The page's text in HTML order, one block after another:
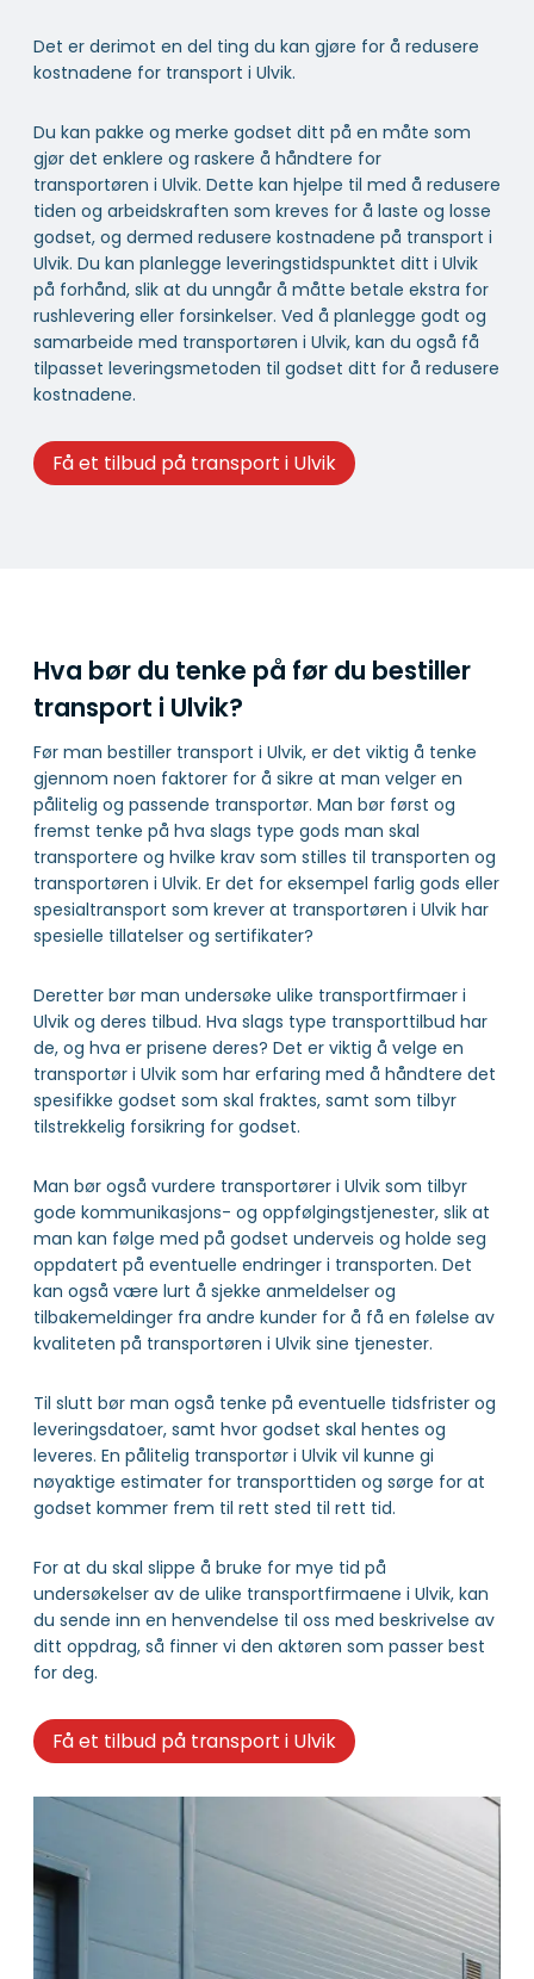
Det er derimot en del ting du kan gjøre for å redusere
kostnadene for transport i Ulvik.
Du kan pakke og merke godset ditt på en måte som
gjør det enklere og raskere å håndtere for
transportøren i Ulvik. Dette kan hjelpe til med å redusere
tiden og arbeidskraften som kreves for å laste og losse
godset, og dermed redusere kostnadene på transport i
Ulvik. Du kan planlegge leveringstidspunktet ditt i Ulvik
på forhånd, slik at du unngår å måtte betale ekstra for
rushlevering eller forsinkelser. Ved å planlegge godt og
samarbeide med transportøren i Ulvik, kan du også få
tilpasset leveringsmetoden til godset ditt for å redusere
kostnadene.
Få et tilbud på transport i Ulvik
Hva bør du tenke på før du bestiller
transport i Ulvik?
Før man bestiller transport i Ulvik, er det viktig å tenke
gjennom noen faktorer for å sikre at man velger en
pålitelig og passende transportør. Man bør først og
fremst tenke på hva slags type gods man skal
transportere og hvilke krav som stilles til transporten og
transportøren i Ulvik. Er det for eksempel farlig gods eller
spesialtransport som krever at transportøren i Ulvik har
spesielle tillatelser og sertifikater?
Deretter bør man undersøke ulike transportfirmaer i
Ulvik og deres tilbud. Hva slags type transporttilbud har
de, og hva er prisene deres? Det er viktig å velge en
transportør i Ulvik som har erfaring med å håndtere det
spesifikke godset som skal fraktes, samt som tilbyr
tilstrekkelig forsikring for godset.
Man bør også vurdere transportører i Ulvik som tilbyr
gode kommunikasjons- og oppfølgingstjenester, slik at
man kan følge med på godset underveis og holde seg
oppdatert på eventuelle endringer i transporten. Det
kan også være lurt å sjekke anmeldelser og
tilbakemeldinger fra andre kunder for å få en følelse av
kvaliteten på transportøren i Ulvik sine tjenester.
Til slutt bør man også tenke på eventuelle tidsfrister og
leveringsdatoer, samt hvor godset skal hentes og
leveres. En pålitelig transportør i Ulvik vil kunne gi
nøyaktige estimater for transporttiden og sørge for at
godset kommer frem til rett sted til rett tid.
For at du skal slippe å bruke for mye tid på
undersøkelser av de ulike transportfirmaene i Ulvik, kan
du sende inn en henvendelse til oss med beskrivelse av
ditt oppdrag, så finner vi den aktøren som passer best
for deg.
Få et tilbud på transport i Ulvik